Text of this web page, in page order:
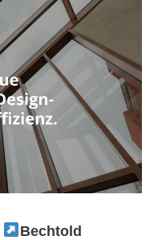
Bechtold